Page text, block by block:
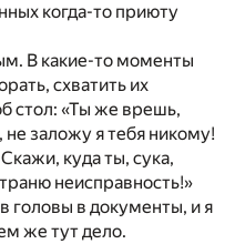
когда-то приюту
В какие-то моменты
схватить их
стол: «Ты же врешь,
заложу я тебя никому!
куда ты, сука,
неисправность!»
в документы, и я
же тут дело.